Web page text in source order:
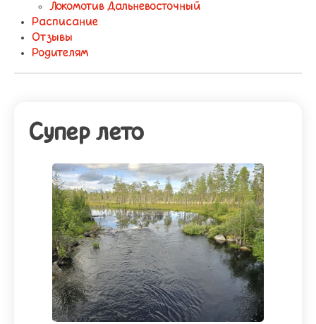
Локомотив Дальневосточный
Расписание
Отзывы
Родителям
Супер лето